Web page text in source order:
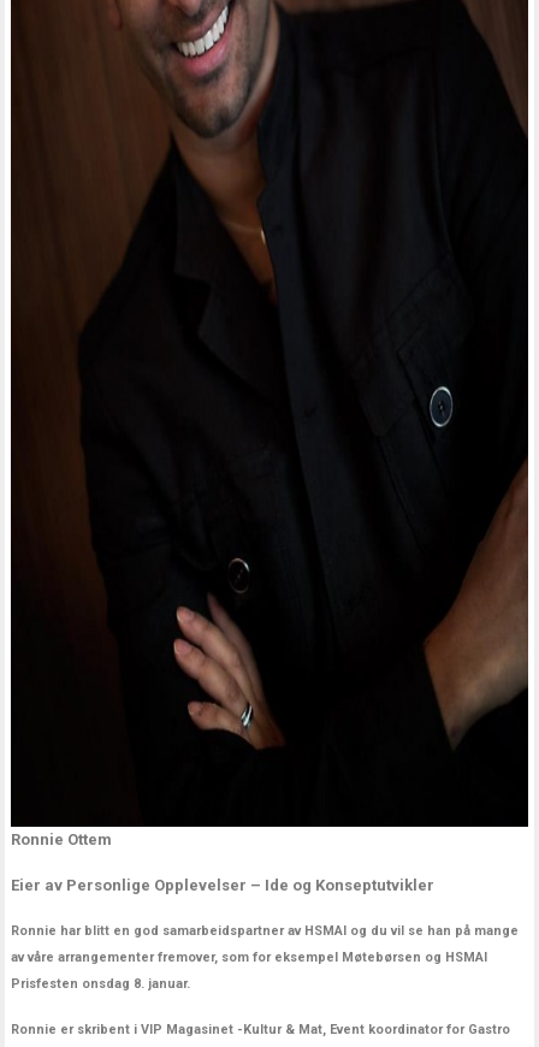
Ronnie Ottem
Eier av Personlige Opplevelser – Ide og Konseptutvikler
Ronnie har blitt en god samarbeidspartner av HSMAI og du vil se han på mange
av våre arrangementer fremover, som for eksempel Møtebørsen og HSMAI
Prisfesten onsdag 8. januar.
Ronnie er skribent i VIP Magasinet -Kultur & Mat, Event koordinator for Gastro